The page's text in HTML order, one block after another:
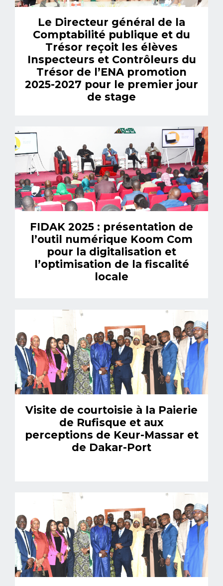
Le Directeur général de la
Comptabilité publique et du
Trésor reçoit les élèves
Inspecteurs et Contrôleurs du
Trésor de l’ENA promotion
2025-2027 pour le premier jour
de stage
FIDAK 2025 : présentation de
l’outil numérique Koom Com
pour la digitalisation et
l’optimisation de la fiscalité
locale
Visite de courtoisie à la Paierie
de Rufisque et aux
perceptions de Keur-Massar et
de Dakar-Port